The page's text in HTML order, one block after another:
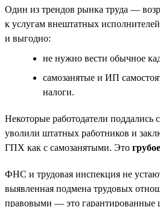
Один из трендов рынка труда —
к услугам внештатных
и выгодно:
не нужно вести обычное
самозанятые и ИП
налоги.
Некоторые работодатели поддались
уволили штатных работников и
ГПХ как с самозанятыми. Это
ФНС и трудовая инспекция не
выявленная подмена трудовых
правовыми — это гарантированные